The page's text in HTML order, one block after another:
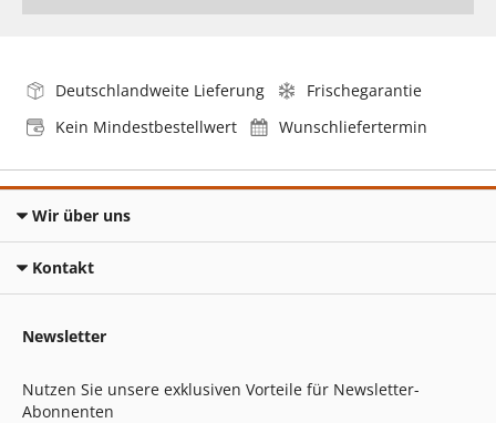
Deutschlandweite Lieferung
Frischegarantie
Kein Mindestbestellwert
Wunschliefertermin
Wir über uns
Kontakt
Newsletter
Nutzen Sie unsere exklusiven Vorteile für Newsletter-
Abonnenten